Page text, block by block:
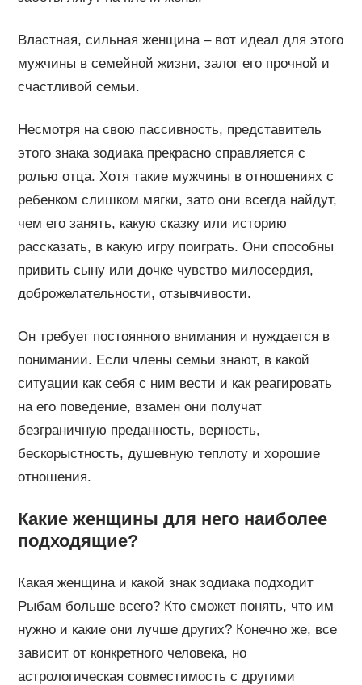
Властная, сильная женщина – вот идеал для этого
мужчины в семейной жизни, залог его прочной и
счастливой семьи.
Несмотря на свою пассивность, представитель
этого знака зодиака прекрасно справляется с
ролью отца. Хотя такие мужчины в отношениях с
ребенком слишком мягки, зато они всегда найдут,
чем его занять, какую сказку или историю
рассказать, в какую игру поиграть. Они способны
привить сыну или дочке чувство милосердия,
доброжелательности, отзывчивости.
Он требует постоянного внимания и нуждается в
понимании. Если члены семьи знают, в какой
ситуации как себя с ним вести и как реагировать
на его поведение, взамен они получат
безграничную преданность, верность,
бескорыстность, душевную теплоту и хорошие
отношения.
Какие женщины для него наиболее
подходящие?
Какая женщина и какой знак зодиака подходит
Рыбам больше всего? Кто сможет понять, что им
нужно и какие они лучше других? Конечно же, все
зависит от конкретного человека, но
астрологическая совместимость с другими